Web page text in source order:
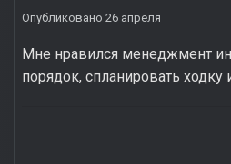
Опубликовано 26 апреля
Мне нравился менеджмент
порядок, спланировать